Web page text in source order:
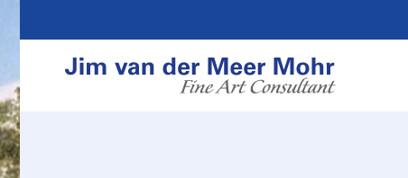
Overslaan en naar de inhoud gaan